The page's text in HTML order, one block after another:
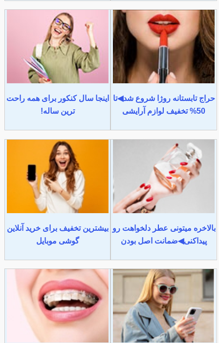
حراج تابستانه روژا شروع شد◀تا
50% تخفیف لوازم آرایشی
اینجا سال کنکور برای همه راحت
ترین ساله!
بالاخره میتونی عطر دلخواهت رو
پیداکنی◀ضمانت اصل بودن
بیشترین تخفیف برای خرید آنلاین
گوشی موبایل